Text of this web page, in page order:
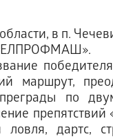
в п.
маршрут,
по
препятствий
дартс,